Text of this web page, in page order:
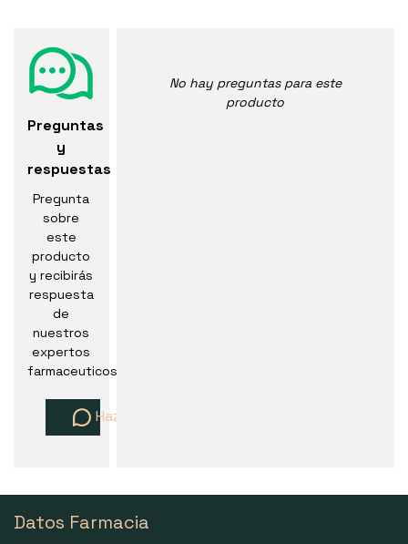
Preguntas
y
respuestas
Pregunta
sobre
este
producto
y recibirás
respuesta
de
nuestros
expertos
farmaceuticos
Haz una pregunta
No hay preguntas para este
producto
Datos Farmacia